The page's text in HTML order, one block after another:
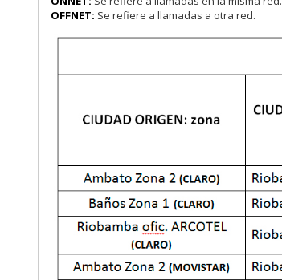
OFFNET: Se refiere a llamadas a otra red.